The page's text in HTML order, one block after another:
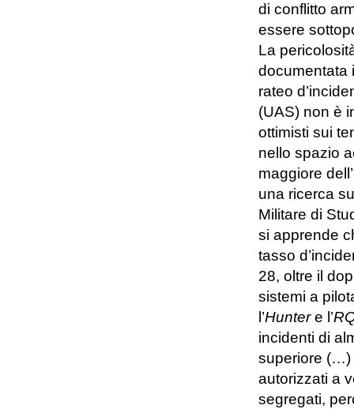
di conflitto
essere
La
documentata
rateo
(UAS) non è
ottimisti sui
nello spazio
maggiore
una ricerca
Militare di
si apprende
tasso
28, oltre il
sistemi a
l’Huntere l’
incidenti di
superiore (…)
autorizzati a
segregati,